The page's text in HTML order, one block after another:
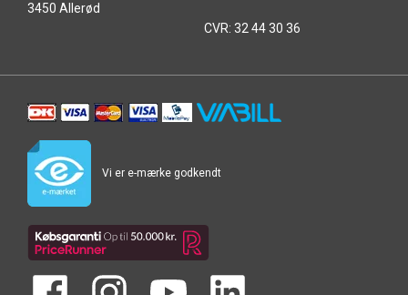
3450 Allerød
CVR: 32 44 30 36
Vi er e-mærke godkendt